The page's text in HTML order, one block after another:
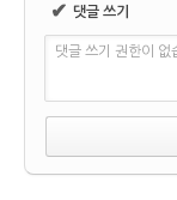
✔ 댓글 쓰기
댓글 쓰기 권한이 없